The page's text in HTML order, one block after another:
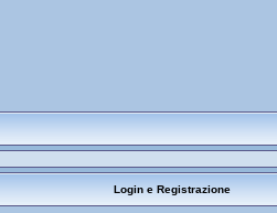
Login e Registrazione